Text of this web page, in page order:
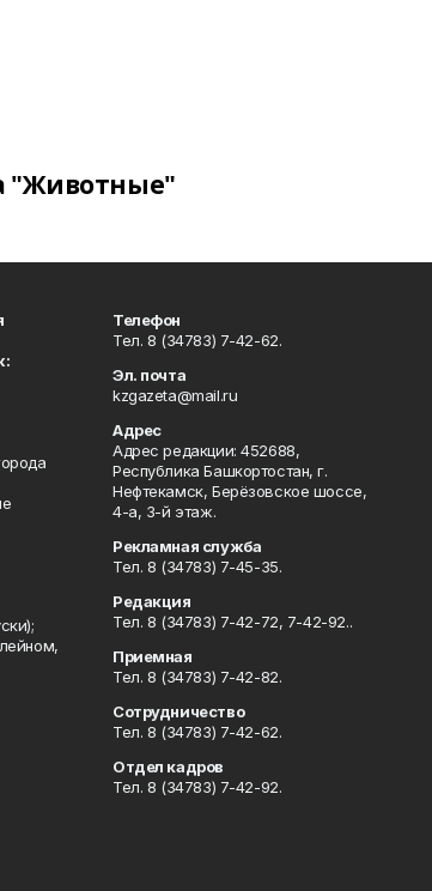
"Животные"
Телефон
Тел. 8 (34783) 7-42-62.
Эл. почта
kzgazeta@mail.ru
Адрес
Адрес редакции: 452688,
Республика Башкортостан, г.
Нефтекамск, Берёзовское шоссе,
4-а, 3-й этаж.
Рекламная служба
Тел. 8 (34783) 7-45-35.
Редакция
Тел. 8 (34783) 7-42-72, 7-42-92..
Приемная
Тел. 8 (34783) 7-42-82.
Сотрудничество
Тел. 8 (34783) 7-42-62.
Отдел кадров
Тел. 8 (34783) 7-42-92.